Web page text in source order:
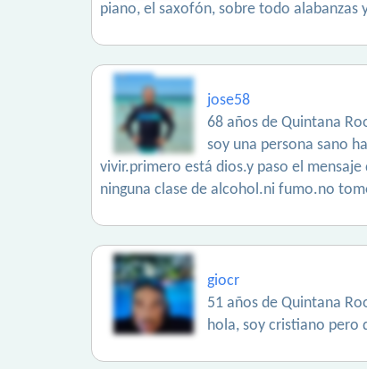
piano, el saxofón, sobre todo alabanzas
jose58
68 años de Quintana
soy una persona sano
vivir.primero está dios.y paso el
ninguna clase de alcohol.ni fumo.no
giocr
51 años de Quintana
hola, soy cristiano pero